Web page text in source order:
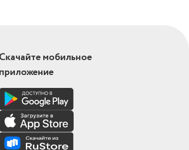
Скачайте мобильное
приложение